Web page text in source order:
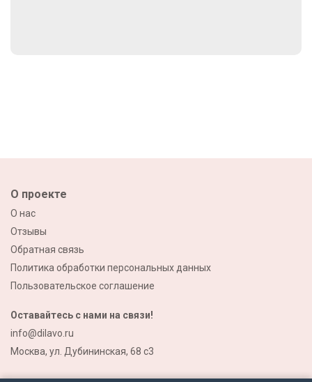
О проекте
О нас
Отзывы
Обратная связь
Политика обработки персональных данных
Пользовательское соглашение
Оставайтесь с нами на связи!
info@dilavo.ru
Москва, ул. Дубининская, 68 с3